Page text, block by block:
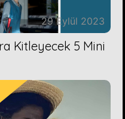
29 Eylül 2023
Kitleyecek 5 Mini